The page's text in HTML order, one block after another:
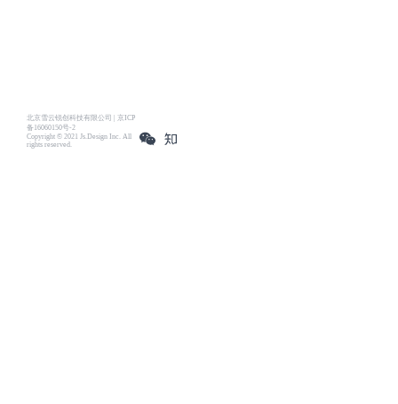
北京雪云锐创科技有限公司 | 京ICP
备16060150号-2
Copyright © 2021 Js.Design Inc. All
rights reserved.